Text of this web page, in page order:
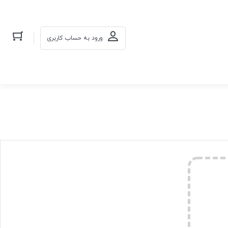
ورود به حساب کاربری